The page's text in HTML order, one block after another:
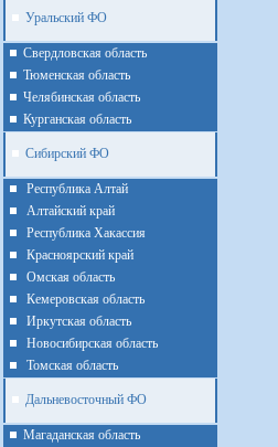
Уральский ФО
Cвердловская область
Тюменская область
Челябинская область
Курганская область
Сибирский ФО
Республика Алтай
Алтайcкий край
Республика Хакассия
Красноярский край
Омская область
Кемеровская область
Иркутская область
Новосибирская область
Томская область
Дальневосточный ФО
Магаданская область